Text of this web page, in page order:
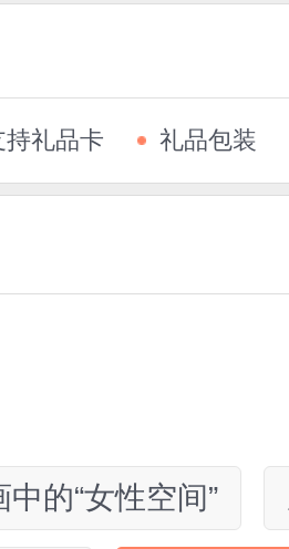
持礼品卡 礼品包装
的“女性空间”